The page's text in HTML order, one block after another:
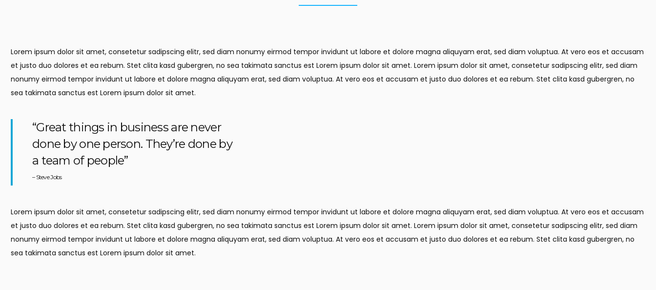
Lorem ipsum dolor sit amet, consetetur sadipscing elitr, sed diam nonumy eirmod tempor invidunt ut labore et dolore magna aliquyam erat, sed diam voluptua. At vero eos et accusam
et justo duo dolores et ea rebum. Stet clita kasd gubergren, no sea takimata sanctus est Lorem ipsum dolor sit amet. Lorem ipsum dolor sit amet, consetetur sadipscing elitr, sed diam
nonumy eirmod tempor invidunt ut labore et dolore magna aliquyam erat, sed diam voluptua. At vero eos et accusam et justo duo dolores et ea rebum. Stet clita kasd gubergren, no
sea takimata sanctus est Lorem ipsum dolor sit amet.
“Great things in business are never
done by one person. They’re done by
a team of people”
– Steve Jobs
Lorem ipsum dolor sit amet, consetetur sadipscing elitr, sed diam nonumy eirmod tempor invidunt ut labore et dolore magna aliquyam erat, sed diam voluptua. At vero eos et accusam
et justo duo dolores et ea rebum. Stet clita kasd gubergren, no sea takimata sanctus est Lorem ipsum dolor sit amet. Lorem ipsum dolor sit amet, consetetur sadipscing elitr, sed diam
nonumy eirmod tempor invidunt ut labore et dolore magna aliquyam erat, sed diam voluptua. At vero eos et accusam et justo duo dolores et ea rebum. Stet clita kasd gubergren, no
sea takimata sanctus est Lorem ipsum dolor sit amet.